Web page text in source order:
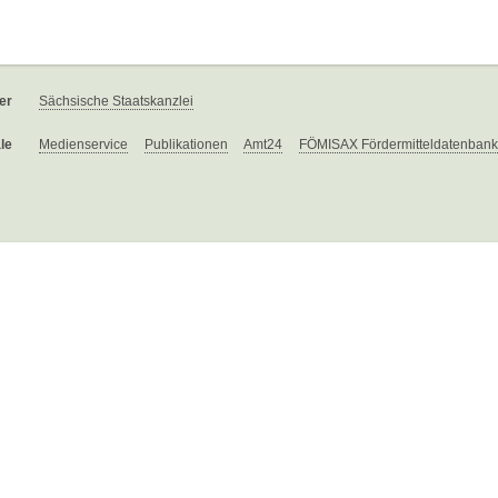
Sächsische Staatskanzlei
Medienservice Publikationen Amt24 FÖMISAX Fördermitteldatenbank